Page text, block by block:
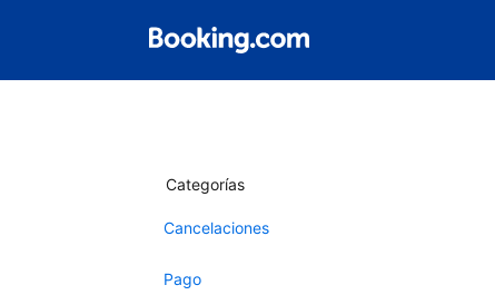
Categorías
Cancelaciones
Pago